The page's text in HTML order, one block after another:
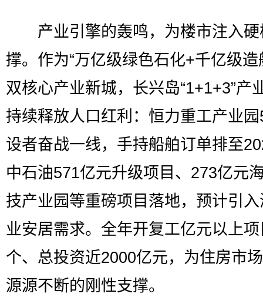
产业引擎的轰鸣，为楼市注入硬
撑。作为“万亿级绿色石化+千亿级造
双核心产业新城，长兴岛“1+1+3”产
持续释放人口红利：恒力重工产业
设者奋战一线，手持船舶订单排至
中石油571亿元升级项目、273亿元
技产业园等重磅项目落地，预计引
业安居需求。全年开复工亿元以上
个、总投资近2000亿元，为住房市
源源不断的刚性支撑。